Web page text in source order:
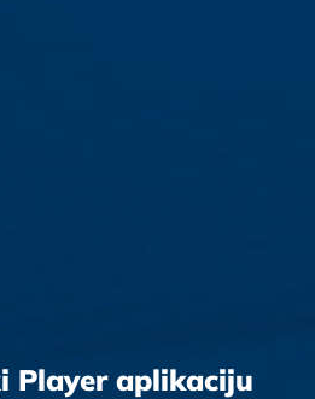
Player aplikaciju